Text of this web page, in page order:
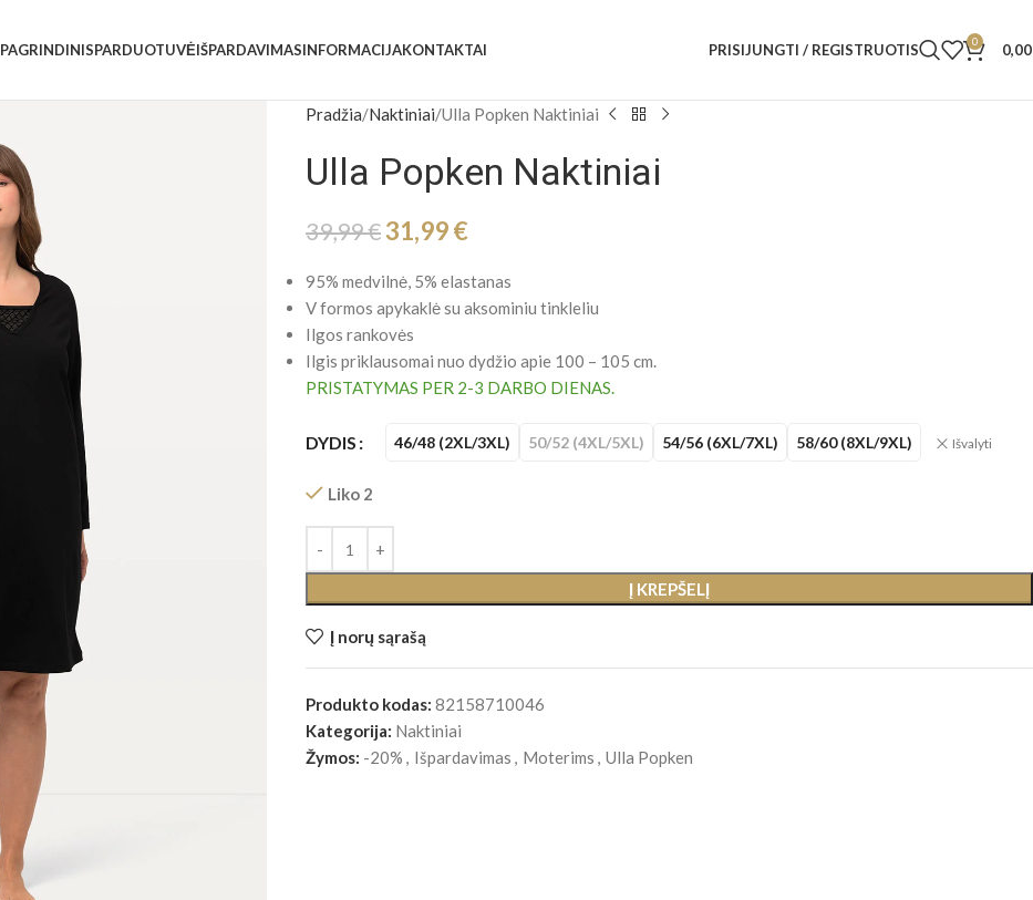
PAGRINDINISPARDUOTUVĖIŠPARDAVIMASINFORMACIJAKONTAKTAI PRISIJUNGTI / REGISTRUOTIS 0
Pradžia Naktiniai Ulla Popken Naktiniai
Ulla Popken Naktiniai
39,99€ 31,99€
95% medvilnė, 5% elastanas
V formos apykaklė su aksominiu tinkleliu
Ilgos rankovės
Ilgis priklausomai nuo dydžio apie 100 – 105 cm.
PRISTATYMAS PER 2-3 DARBO DIENAS.
DYDIS 46/48 (2XL/3XL) 50/52 (4XL/5XL) 54/56 (6XL/7XL) 58/60 (8XL/9XL) Išvalyti
Liko 2
Į KREPŠELĮ
Į norų sąrašą
Produkto kodas: 82158710046
Kategorija: Naktiniai
Žymos: -20% , Išpardavimas , Moterims , Ulla Popken